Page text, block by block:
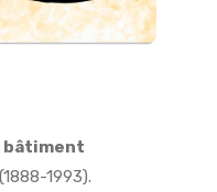
bâtiment
1993).